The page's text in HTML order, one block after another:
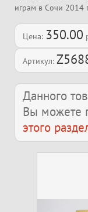
играм в Сочи 2014
Цена: 350.00
Артикул:
Данного
Вы можете
этого